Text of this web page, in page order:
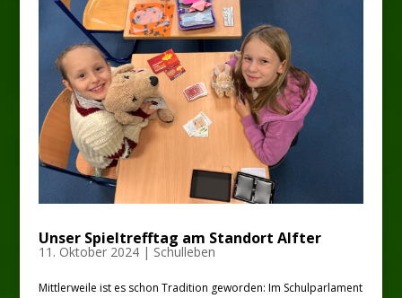
Unser Spieltrefftag am Standort Alfter
11. Oktober 2024| Schulleben
Mittlerweile ist es schon Tradition geworden: Im Schulparlament